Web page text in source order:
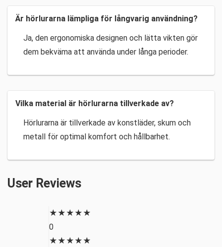
Är hörlurarna lämpliga för långvarig användning?
Ja, den ergonomiska designen och lätta vikten gör
dem bekväma att använda under långa perioder.
Vilka material är hörlurarna tillverkade av?
Hörlurarna är tillverkade av konstläder, skum och
metall för optimal komfort och hållbarhet.
User Reviews
★ ★ ★ ★ ★
0
★ ★ ★ ★ ★